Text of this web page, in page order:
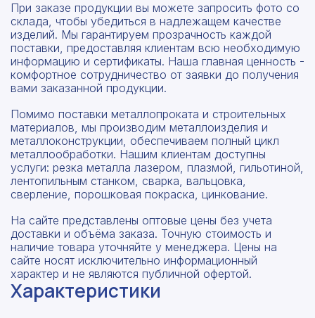
При заказе продукции вы можете запросить фото со
склада, чтобы убедиться в надлежащем качестве
изделий. Мы гарантируем прозрачность каждой
поставки, предоставляя клиентам всю необходимую
информацию и сертификаты. Наша главная ценность -
комфортное сотрудничество от заявки до получения
вами заказанной продукции.
Помимо поставки металлопроката и строительных
материалов, мы производим металлоизделия и
металлоконструкции, обеспечиваем полный цикл
металлообработки. Нашим клиентам доступны
услуги: резка металла лазером, плазмой, гильотиной,
лентопильным станком, сварка, вальцовка,
сверление, порошковая покраска, цинкование.
На сайте представлены оптовые цены без учета
доставки и объёма заказа. Точную стоимость и
наличие товара уточняйте у менеджера. Цены на
сайте носят исключительно информационный
характер и не являются публичной офертой.
Характеристики